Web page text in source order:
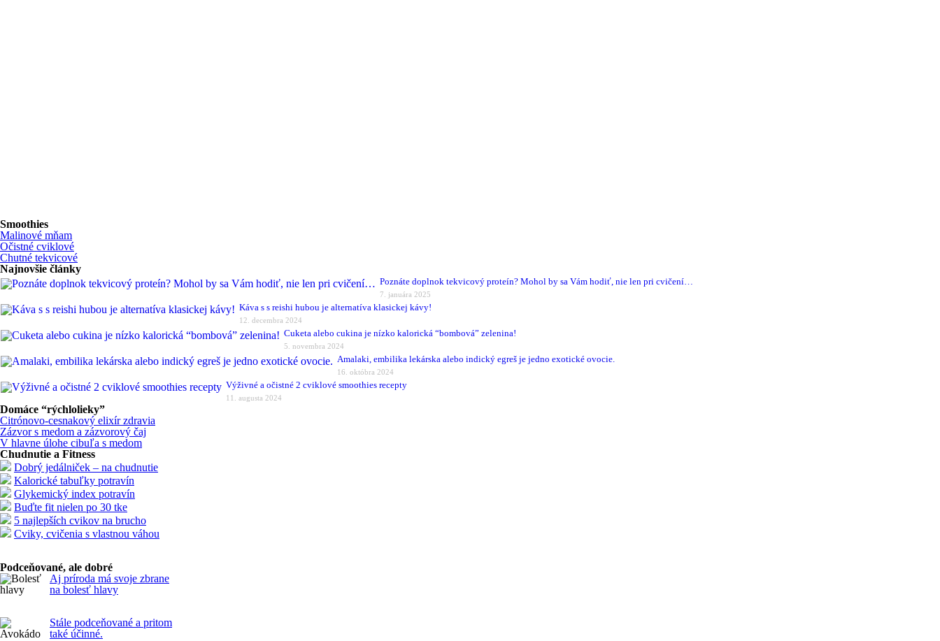
Smoothies
Malinové mňam
Očistné cviklové
Chutné tekvicové
Najnovšie články
Poznáte doplnok tekvicový proteín? Mohol by sa Vám hodiť, nie len pri cvičení…
7. januára 2025
Káva s s reishi hubou je alternatíva klasickej kávy!
12. decembra 2024
Cuketa alebo cukina je nízko kalorická “bombová” zelenina!
5. novembra 2024
Amalaki, embilika lekárska alebo indický egreš je jedno exotické ovocie.
16. októbra 2024
Výživné a očistné 2 cviklové smoothies recepty
11. augusta 2024
Domáce “rýchlolieky”
Citrónovo-cesnakový elixír zdravia
Zázvor s medom a zázvorový čaj
V hlavne úlohe cibuľa s medom
Chudnutie a Fitness
Dobrý jedálniček – na chudnutie
Kalorické tabuľky potravín
Glykemický index potravín
Buďte fit nielen po 30 tke
5 najlepších cvikov na brucho
Cviky, cvičenia s vlastnou váhou
Podceňované, ale dobré
Aj príroda má svoje zbrane
na bolesť hlavy
Stále podceňované a pritom
také účinné.